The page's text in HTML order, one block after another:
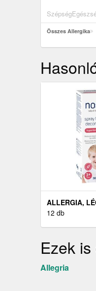
Összes Allergika
ALLERGIA,
12 db
Ezek
Allegria